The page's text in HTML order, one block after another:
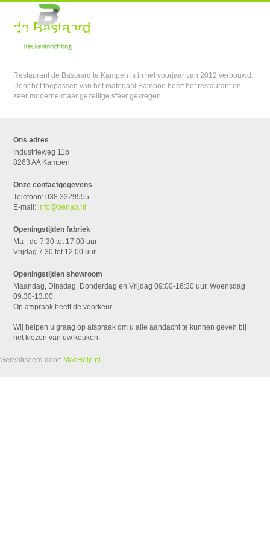
de Bastaard
Restaurant de Bastaard te Kampen is in het voorjaar van 2012 verbouwd.
Door het toepassen van het materiaal Bamboe heeft het restaurant en
zeer moderne maar gezellige sfeer gekregen.
Ons adres
Industrieweg 11b
8263 AA Kampen
Onze contactgegevens
Telefoon: 038 3329555
E-mail:info@benab.nl
Openingstijden fabriek
Ma - do 7.30 tot 17.00 uur
Vrijdag 7.30 tot 12.00 uur
Openingstijden showroom
Maandag, Dinsdag, Donderdag en Vrijdag 09:00-16:30 uur. Woensdag
09:30-13:00.
Op afspraak heeft de voorkeur
Wij helpen u graag op afspraak om u alle aandacht te kunnen geven bij
het kiezen van uw keuken.
Gerealiseerd door: MacHelp.nl